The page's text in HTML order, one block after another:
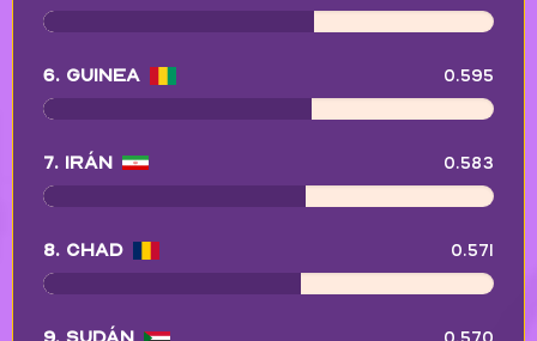
6. Guinea 0.595
7. Irán 0.583
8. Chad 0.571
0.570